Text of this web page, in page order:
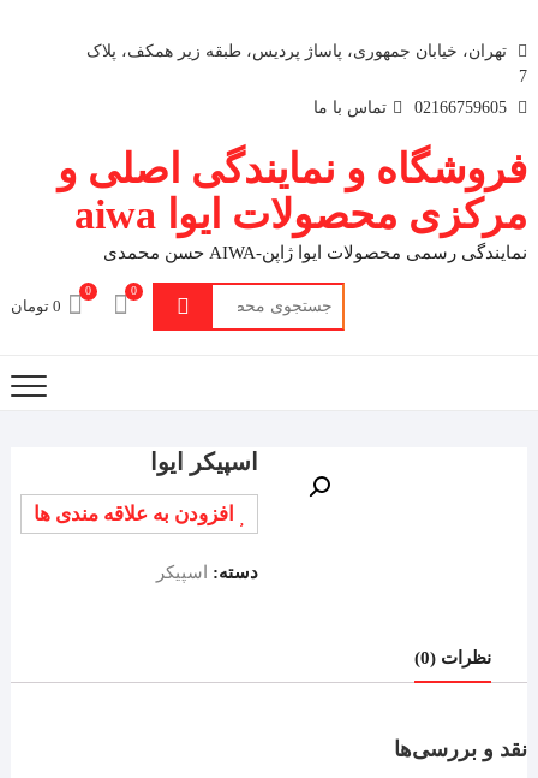
تهران، خیابان جمهوری، پاساژ پردیس، طبقه زیر همکف، پلاک
7
تماس با ما
فروشگاه و نمایندگی اصلی و
مرکزی محصولات ایوا aiwa
نمایندگی رسمی محصولات ایوا ژاپن-AIWA حسن محمدی
جستجو
برای:
0
0 تومان
0
اسپیکر ایوا
افزودن به علاقه مندی ها
دسته: اسپیکر
نظرات (0)
نقد و بررسی‌ها